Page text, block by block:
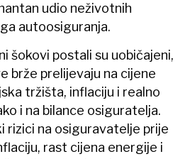
udio neživotnih
autoosiguranja.
šokovi postali su uobičajeni,
brže prelijevaju na cijene
tržišta, inflaciju i realno
i na bilance osiguratelja.
rizici na osiguravatelje prije
rast cijena energije i